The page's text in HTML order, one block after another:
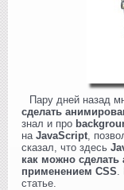
Пару дней назад
сделать
знал и про
на JavaScript ,
сказал, что здесь
как можно
применением CSS
статье.